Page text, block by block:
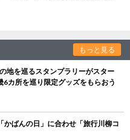
もっと見る
地を巡るスタンプラリーがスター
カ所を巡り限定グッズをもらおう
ばんの日」に合わせ「旅行川柳コ